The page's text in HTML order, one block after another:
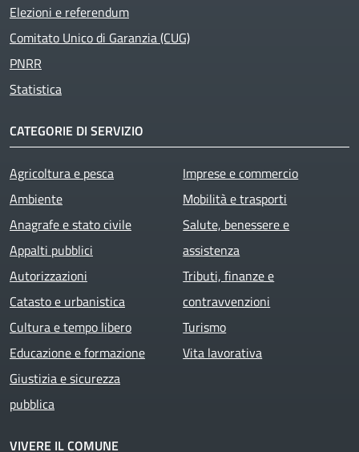
Elezioni e referendum
Comitato Unico di Garanzia (CUG)
PNRR
Statistica
CATEGORIE DI SERVIZIO
Agricoltura e pesca
Ambiente
Anagrafe e stato civile
Appalti pubblici
Autorizzazioni
Catasto e urbanistica
Cultura e tempo libero
Educazione e formazione
Giustizia e sicurezza
pubblica
Imprese e commercio
Mobilità e trasporti
Salute, benessere e
assistenza
Tributi, finanze e
contravvenzioni
Turismo
Vita lavorativa
VIVERE IL COMUNE